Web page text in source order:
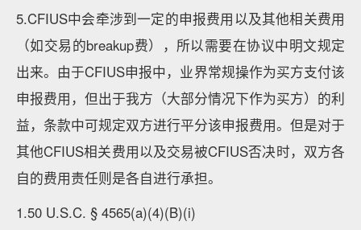
5.CFIUS中会牵涉到一定的申报费用以及其他相关费用
（如交易的breakup费），所以需要在协议中明文规定
出来。由于CFIUS申报中，业界常规操作为买方支付该
申报费用，但出于我方（大部分情况下作为买方）的利
益，条款中可规定双方进行平分该申报费用。但是对于
其他CFIUS相关费用以及交易被CFIUS否决时，双方各
自的费用责任则是各自进行承担。
1.50 U.S.C. § 4565(a)(4)(B)(i)